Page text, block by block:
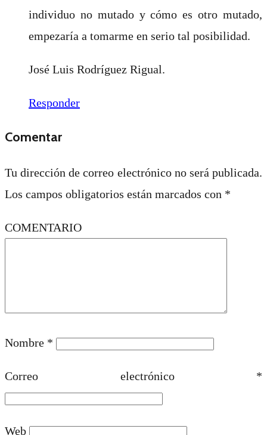
individuo no mutado y cómo es otro mutado,
empezaría a tomarme en serio tal posibilidad.
José Luis Rodríguez Rigual.
Responder
Comentar
Tu dirección de correo electrónico no será publicada.
Los campos obligatorios están marcados con *
COMENTARIO
Nombre *
Correo electrónico *
Web